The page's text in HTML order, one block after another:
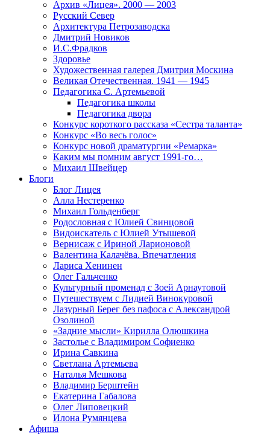
Архив «Лицея». 2000 — 2003
Русский Север
Архитектура Петрозаводска
Дмитрий Новиков
И.С.Фрадков
Здоровье
Художественная галерея Дмитрия Москина
Великая Отечественная. 1941 — 1945
Педагогика С. Артемьевой
Педагогика школы
Педагогика двора
Конкурс короткого рассказа «Сестра таланта»
Конкурс «Во весь голос»
Конкурс новой драматургии «Ремарка»
Каким мы помним август 1991-го…
Михаил Швейцер
Блоги
Блог Лицея
Алла Нестеренко
Михаил Гольденберг
Родословная с Юлией Свинцовой
Видоискатель с Юлией Утышевой
Вернисаж с Ириной Ларионовой
Валентина Калачёва. Впечатления
Лариса Хенинен
Олег Гальченко
Культурный променад с Зоей Арнаутовой
Путешествуем с Лидией Винокуровой
Лазурный Берег без пафоса с Александрой
Озолиной
«Задние мысли» Кирилла Олюшкина
Застолье с Владимиром Софиенко
Ирина Савкина
Светлана Артемьева
Наталья Мешкова
Владимир Берштейн
Екатерина Габалова
Олег Липовецкий
Илона Румянцева
Афиша